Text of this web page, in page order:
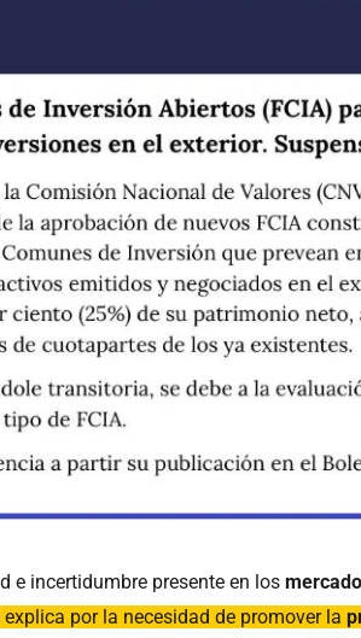
e incertidumbre presente en los
explica por la necesidad de promover la